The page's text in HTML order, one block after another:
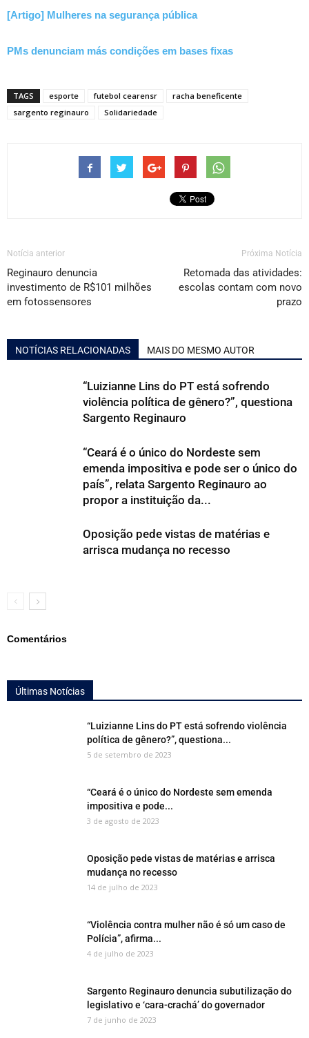
[Artigo] Mulheres na segurança pública
PMs denunciam más condições em bases fixas
TAGS esporte futebol cearensr
racha beneficente
sargento reginauro
Solidariedade
Notícia anterior
Reginauro denuncia
investimento de R$101 milhões
em fotossensores
Próxima Notícia
Retomada das atividades:
escolas contam com novo
prazo
NOTÍCIAS RELACIONADAS MAIS DO MESMO AUTOR
“Luizianne Lins do PT está sofrendo
violência política de gênero?”, questiona
Sargento Reginauro
“Ceará é o único do Nordeste sem
emenda impositiva e pode ser o único do
país”, relata Sargento Reginauro ao
propor a instituição da...
Oposição pede vistas de matérias e
arrisca mudança no recesso
Comentários
Últimas Notícias
“Luizianne Lins do PT está sofrendo violência
política de gênero?”, questiona...
5 de setembro de 2023
“Ceará é o único do Nordeste sem emenda
impositiva e pode...
3 de agosto de 2023
Oposição pede vistas de matérias e arrisca
mudança no recesso
14 de julho de 2023
“Violência contra mulher não é só um caso de
Polícia”, afirma...
4 de julho de 2023
Sargento Reginauro denuncia subutilização do
legislativo e ‘cara-crachá’ do governador
7 de junho de 2023